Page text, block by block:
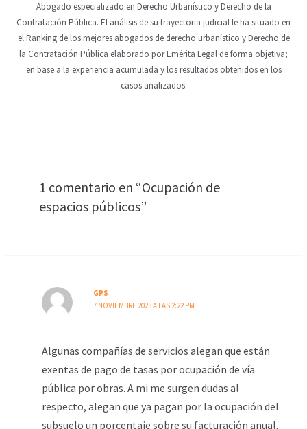
Abogado especializado en Derecho Urbanístico y Derecho de la
Contratación Pública. El análisis de su trayectoria judicial le ha situado en
el Ranking de los mejores abogados de derecho urbanístico y Derecho de
la Contratación Pública elaborado por Emérita Legal de forma objetiva;
en base a la experiencia acumulada y los resultados obtenidos en los
casos analizados.
1 comentario en “Ocupación de
espacios públicos”
GPS
7 NOVIEMBRE 2023 A LAS 2:22 PM
Algunas compañías de servicios alegan que están
exentas de pago de tasas por ocupación de vía
pública por obras. A mi me surgen dudas al
respecto, alegan que ya pagan por la ocupación del
subsuelo un porcentaje sobre su facturación anual,